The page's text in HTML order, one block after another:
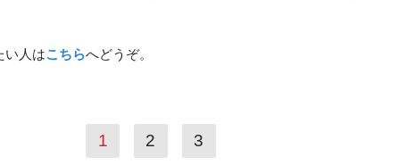
い人はこちらへどうぞ。
1 2 3